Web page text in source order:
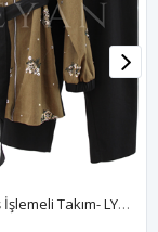
My312 Taş İşlemeli Takım- LYN04546 Kahve